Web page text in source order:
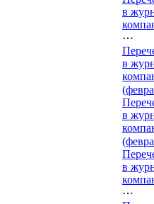
в
⋯
в
в
в
⋯